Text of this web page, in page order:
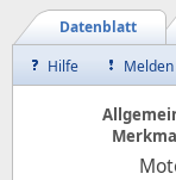
Datenblatt
Hilfe Melden